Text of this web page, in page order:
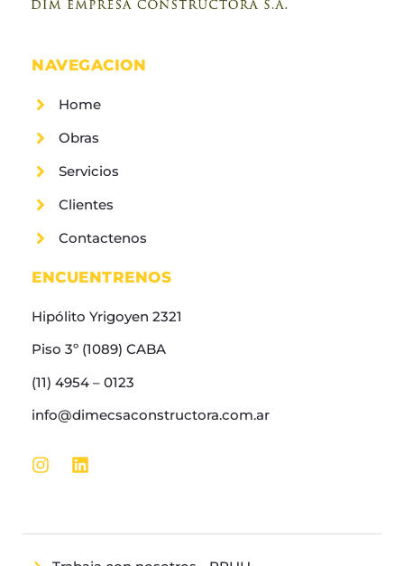
NAVEGACION
Home
Obras
Servicios
Clientes
Contactenos
ENCUENTRENOS
Hipólito Yrigoyen 2321
Piso 3º (1089) CABA
(11) 4954 – 0123
info@dimecsaconstructora.com.ar